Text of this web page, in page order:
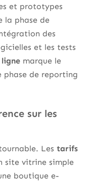
et prototypes
la phase de
des
et les tests
ligne marque le
phase de reporting
sur les
Les tarifs
site vitrine simple
boutique e-